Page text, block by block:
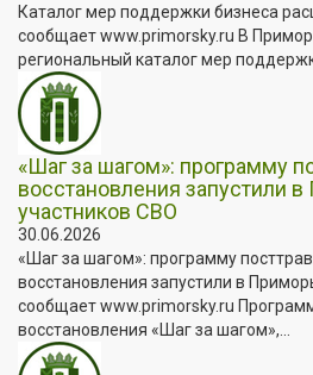
Каталог мер поддержки бизнеса
сообщает www.primorsky.ru В
региональный каталог мер
«Шаг за шагом»: программу
восстановления запустили
участников СВО
30.06.2026
«Шаг за шагом»: программу
восстановления запустили в
сообщает www.primorsky.ru
восстановления «Шаг за шагом»,...